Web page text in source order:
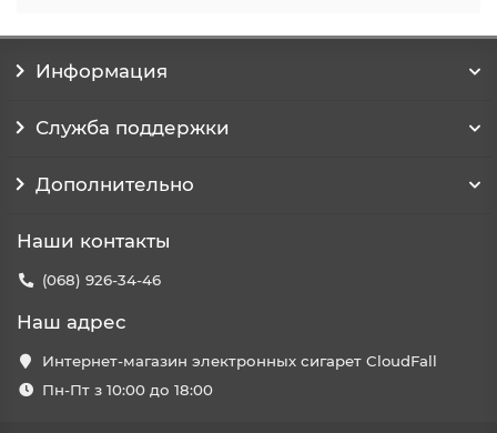
Информация
Служба поддержки
Дополнительно
Наши контакты
(068) 926-34-46
Наш адрес
Интернет-магазин электронных сигарет CloudFall
Пн-Пт з 10:00 до 18:00